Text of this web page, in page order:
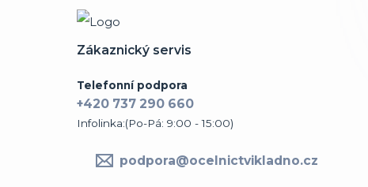
Zákaznický servis
Telefonní podpora
+420 737 290 660
Infolinka:(Po-Pá: 9:00 - 15:00)
podpora@ocelnictvikladno.cz